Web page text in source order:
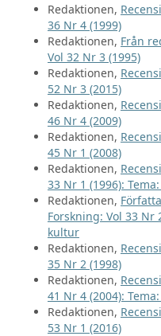
Redaktionen,
36 Nr 4 (1999)
Redaktionen, Från
Vol 32 Nr 3 (1995)
Redaktionen,
52 Nr 3 (2015)
Redaktionen,
46 Nr 4 (2009)
Redaktionen,
45 Nr 1 (2008)
Redaktionen,
33 Nr 1 (1996):
Redaktionen,
Forskning: Vol 33 Nr
kultur
Redaktionen,
35 Nr 2 (1998)
Redaktionen,
41 Nr 4 (2004):
Redaktionen,
53 Nr 1 (2016)